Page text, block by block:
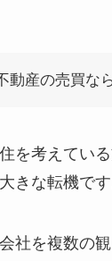
動産の売買な
を考えている
きな転機です
社を複数の